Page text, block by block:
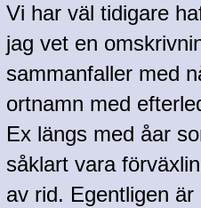
Vi har väl tidigare
jag vet en
sammanfaller med
ortnamn med
Ex längs med åar
såklart vara
av rid. Egentligen